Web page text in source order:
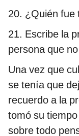
20. ¿Quién fue
21. Escribe la
persona que
Una vez que
se tenía que
recuerdo a la
tomó su
sobre todo